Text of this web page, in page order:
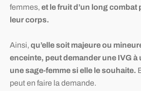
femmes, et le fruit d’un long
leur corps.
Ainsi, qu’elle soit majeure ou
enceinte, peut demander une IVG à
une sage-femme si elle le souhaite.
peut en faire la demande.